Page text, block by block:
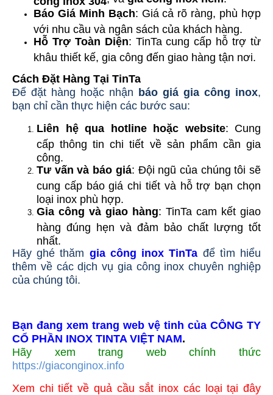
Báo Giá Minh Bạch: Giá cả rõ ràng, phù hợp
với nhu cầu và ngân sách của khách hàng.
Hỗ Trợ Toàn Diện: TinTa cung cấp hỗ trợ từ
khâu thiết kế, gia công đến giao hàng tận nơi.
Cách Đặt Hàng Tại TinTa
Để đặt hàng hoặc nhận báo giá gia công inox,
bạn chỉ cần thực hiện các bước sau:
Liên hệ qua hotline hoặc website: Cung
cấp thông tin chi tiết về sản phẩm cần gia
công.
Tư vấn và báo giá: Đội ngũ của chúng tôi sẽ
cung cấp báo giá chi tiết và hỗ trợ bạn chọn
loại inox phù hợp.
Gia công và giao hàng: TinTa cam kết giao
hàng đúng hẹn và đảm bảo chất lượng tốt
nhất.
Hãy ghé thăm gia công inox TinTa để tìm hiểu
thêm về các dịch vụ gia công inox chuyên nghiệp
của chúng tôi.
Bạn đang xem trang web vệ tinh của CÔNG TY
CỔ PHẦN INOX TINTA VIỆT NAM.
Hãy xem trang web chính thức
https://giaconginox.info
Xem chi tiết về quả cầu sắt inox các loại tại đây